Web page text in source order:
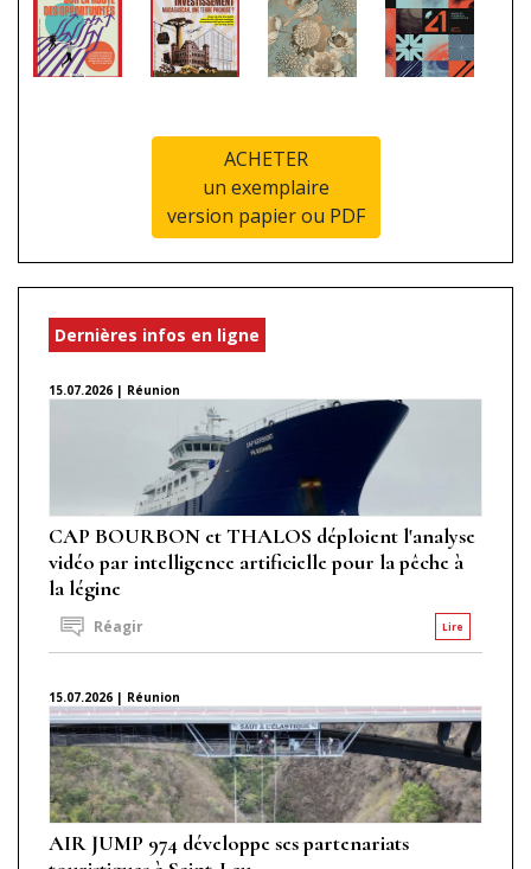
ACHETER
un exemplaire
version papier ou PDF
Dernières infos en ligne
15.07.2026 | Réunion
CAP BOURBON et THALOS déploient l'analyse
vidéo par intelligence artificielle pour la pêche à
la légine
Lire
Réagir
15.07.2026 | Réunion
AIR JUMP 974 développe ses partenariats